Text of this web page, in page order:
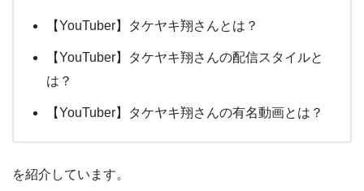
【YouTuber】タケヤキ翔さんとは？
【YouTuber】タケヤキ翔さんの配信スタイルと
は？
【YouTuber】タケヤキ翔さんの有名動画とは？
を紹介しています。